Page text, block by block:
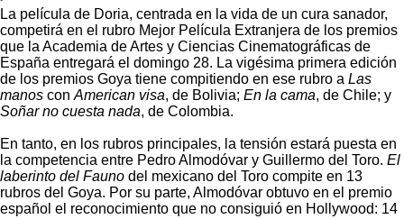
La película de Doria, centrada en la vida de un cura sanador,
competirá en el rubro Mejor Película Extranjera de los premios
que la Academia de Artes y Ciencias Cinematográficas de
España entregará el domingo 28. La vigésima primera edición
de los premios Goya tiene compitiendo en ese rubro a Las
manos con American visa, de Bolivia; En la cama, de Chile; y
Soñar no cuesta nada, de Colombia.
En tanto, en los rubros principales, la tensión estará puesta en
la competencia entre Pedro Almodóvar y Guillermo del Toro. El
laberinto del Fauno del mexicano del Toro compite en 13
rubros del Goya. Por su parte, Almodóvar obtuvo en el premio
español el reconocimiento que no consiguió en Hollywood: 14